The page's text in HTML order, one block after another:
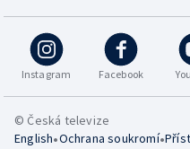
Instagram Facebook
© Česká televize
English•Ochrana soukromí•